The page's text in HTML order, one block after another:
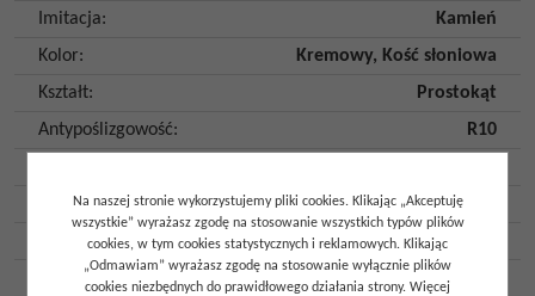
Imitacja:
Kamień
Kolor: Kremowy, Kość słoniowa
Kształt:
Prostokąt
Antypoślizgowość:
R10
Mrozoodporność:
Ilość twarzy:
Ilość szt. w opakowaniu
Na naszej stronie wykorzystujemy pliki cookies. Klikając „Akceptuję
wszystkie” wyrażasz zgodę na stosowanie wszystkich typów plików
cookies, w tym cookies statystycznych i reklamowych. Klikając
„Odmawiam” wyrażasz zgodę na stosowanie wyłącznie plików
cookies niezbędnych do prawidłowego działania strony. Więcej